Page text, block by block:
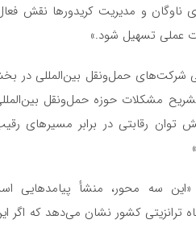
ناوگان و مدیریت کریدورها نقش
عملی تسهیل شود.»
شرکت‌های حمل‌ونقل بین‌المللی در
مشکلات حوزه حمل‌ونقل
توان رقابتی در برابر مسیرهای
سه محور، منشأ پیامدهایی
ترانزیتی کشور نشان می‌دهد که اگر